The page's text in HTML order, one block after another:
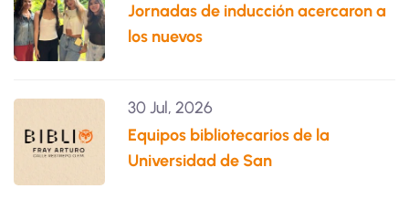
Jornadas de inducción acercaron a
los nuevos
30 Jul, 2026
Equipos bibliotecarios de la
Universidad de San